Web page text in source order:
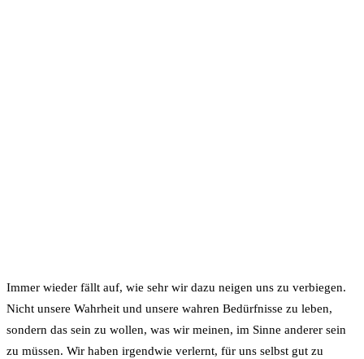
Immer wieder fällt auf, wie sehr wir dazu neigen uns zu verbiegen.
Nicht unsere Wahrheit und unsere wahren Bedürfnisse zu leben,
sondern das sein zu wollen, was wir meinen, im Sinne anderer sein
zu müssen. Wir haben irgendwie verlernt, für uns selbst gut zu